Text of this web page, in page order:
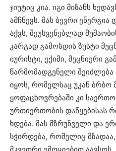
ჯიუტიც კია. იგი მიზანს
ამჩნევს. მას ბევრი
აქვს, შეუსვენებლად
კარგად გამოსდის ზუსტი
იურისტი, ექიმი, მეცნიერი
წარმომადგენელი
იყოს, რომელსაც უკან ბრბო
ყოფაცხოვრებაში კი
ურთიერთობის დაწყებისას
ხდება. მას მზრუნველი და
სჭირდება, რომელიც მზადაა,